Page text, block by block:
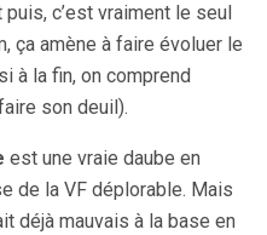
c’est vraiment le seul
ça amène à faire évoluer le
à la fin, on comprend
son deuil).
est une vraie daube en
de la VF déplorable. Mais
déjà mauvais à la base en